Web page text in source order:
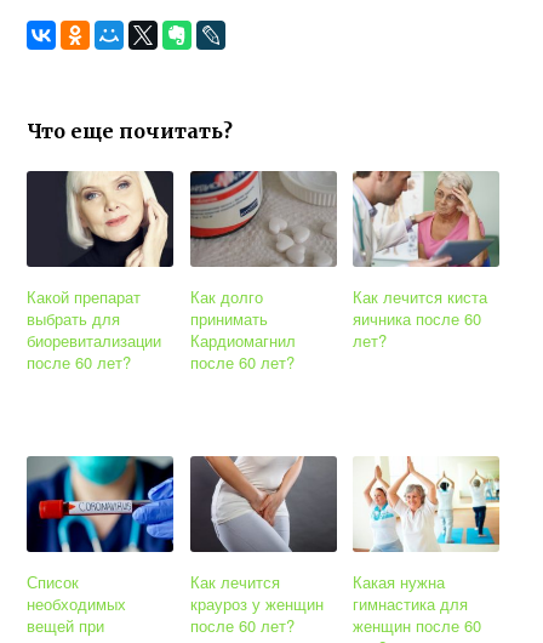
Что еще почитать?
Какой препарат
выбрать для
биоревитализации
после 60 лет?
Как долго
принимать
Кардиомагнил
после 60 лет?
Как лечится киста
яичника после 60
лет?
Список
необходимых
вещей при
Как лечится
крауроз у женщин
после 60 лет?
Какая нужна
гимнастика для
женщин после 60